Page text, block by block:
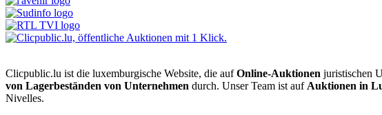
Clicpublic.lu ist die luxemburgische Website, die aufOnline-Auktionen juristischen
von Lagerbeständen von Unternehmen durch. Unser Team ist aufAuktionen in
Nivelles.